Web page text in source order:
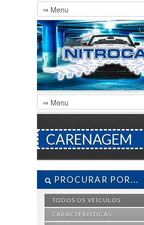
CARENAGEM
PROCURAR POR...
TODOS OS VEÍCULOS
CARACTERÍSTICAS